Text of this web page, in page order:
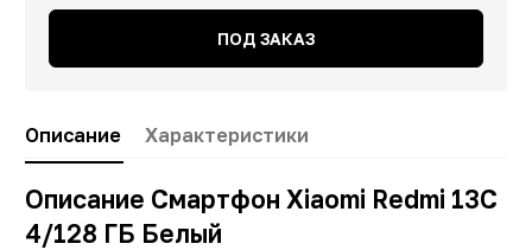
ПОД ЗАКАЗ
Описание Характеристики
Описание Смартфон Xiaomi Redmi 13C
4/128 ГБ Белый